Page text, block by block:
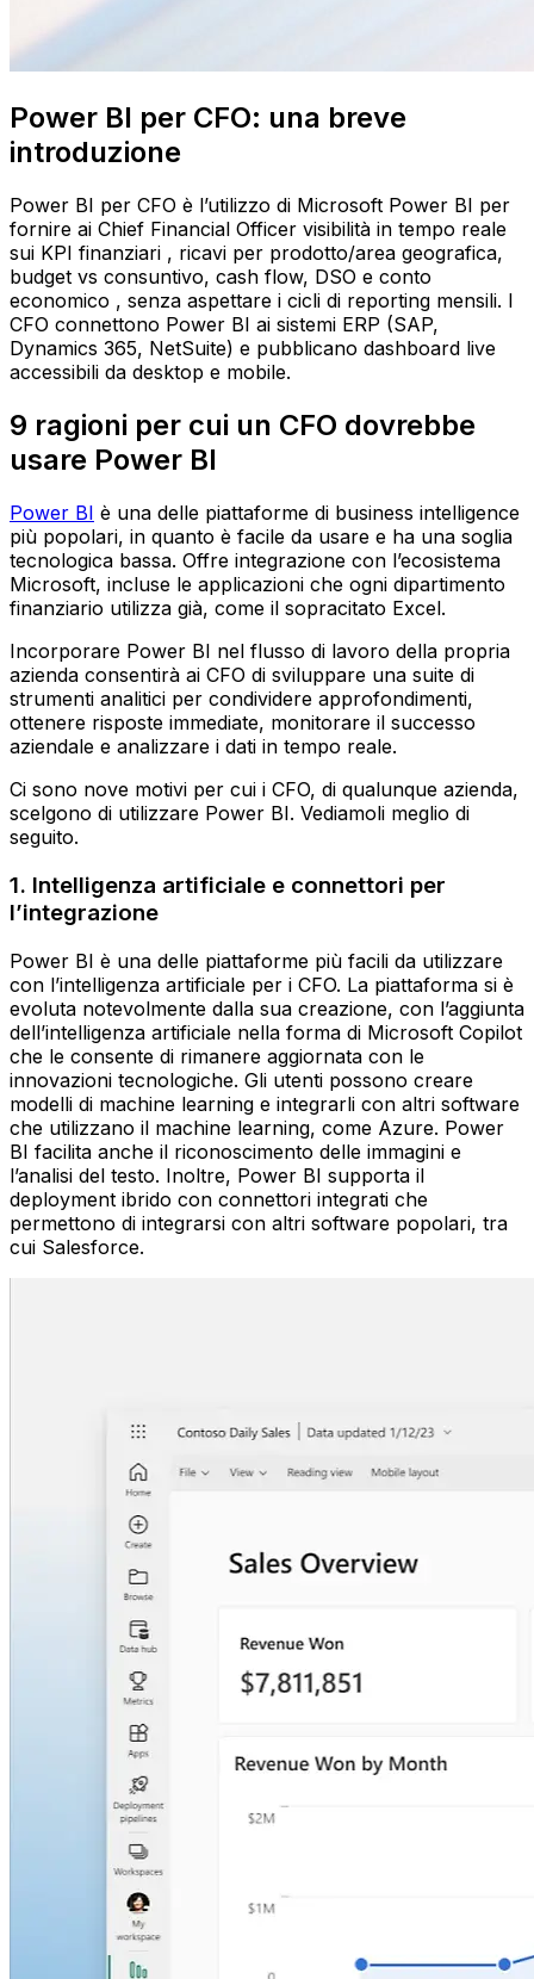
Power BI per CFO: una breve
introduzione
Power BI per CFO è l’utilizzo di Microsoft Power BI per
fornire ai Chief Financial Officer visibilità in tempo reale
sui KPI finanziari , ricavi per prodotto/area geografica,
budget vs consuntivo, cash flow, DSO e conto
economico , senza aspettare i cicli di reporting mensili. I
CFO connettono Power BI ai sistemi ERP (SAP,
Dynamics 365, NetSuite) e pubblicano dashboard live
accessibili da desktop e mobile.
9 ragioni per cui un CFO dovrebbe
usare Power BI
Power BI è una delle piattaforme di business intelligence
più popolari, in quanto è facile da usare e ha una soglia
tecnologica bassa. Offre integrazione con l’ecosistema
Microsoft, incluse le applicazioni che ogni dipartimento
finanziario utilizza già, come il sopracitato Excel.
Incorporare Power BI nel flusso di lavoro della propria
azienda consentirà ai CFO di sviluppare una suite di
strumenti analitici per condividere approfondimenti,
ottenere risposte immediate, monitorare il successo
aziendale e analizzare i dati in tempo reale.
Ci sono nove motivi per cui i CFO, di qualunque azienda,
scelgono di utilizzare Power BI. Vediamoli meglio di
seguito.
1. Intelligenza artificiale e connettori per
l’integrazione
Power BI è una delle piattaforme più facili da utilizzare
con l’intelligenza artificiale per i CFO. La piattaforma si è
evoluta notevolmente dalla sua creazione, con l’aggiunta
dell’intelligenza artificiale nella forma di Microsoft Copilot
che le consente di rimanere aggiornata con le
innovazioni tecnologiche. Gli utenti possono creare
modelli di machine learning e integrarli con altri software
che utilizzano il machine learning, come Azure. Power
BI facilita anche il riconoscimento delle immagini e
l’analisi del testo. Inoltre, Power BI supporta il
deployment ibrido con connettori integrati che
permettono di integrarsi con altri software popolari, tra
cui Salesforce.